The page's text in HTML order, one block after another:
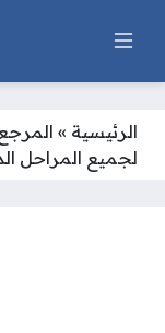
الرئيسية »
لجميع المراحل